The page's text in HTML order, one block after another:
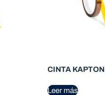
CINTA KAPTON
Leer más